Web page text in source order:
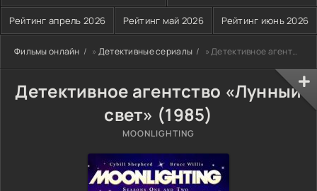
Рейтинг апрель 2026 Рейтинг май 2026 Рейтинг июнь 2026
Фильмы онлайн » Детективные сериалы » Детективное агентство «Лунный свет» (1985)
Детективное агентство «Лунный
свет» (1985)
MOONLIGHTING